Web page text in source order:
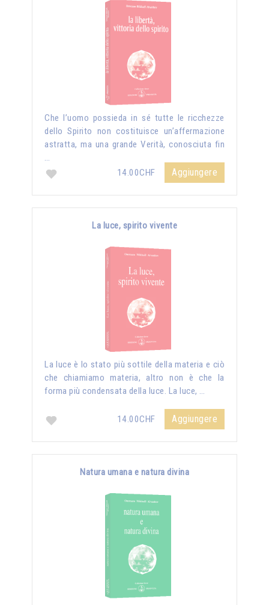
Che l’uomo possieda in sé tutte le ricchezze
dello Spirito non costituisce un’affermazione
astratta, ma una grande Verità, conosciuta fin
…
14.00CHF
Aggiungere
La luce, spirito vivente
La luce è lo stato più sottile della materia e ciò
che chiamiamo materia, altro non è che la
forma più condensata della luce. La luce, …
14.00CHF Aggiungere
Natura umana e natura divina